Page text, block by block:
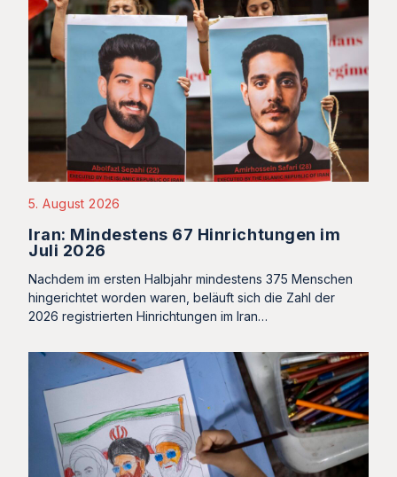
5. August 2026
Iran: Mindestens 67 Hinrichtungen im
Juli 2026
Nachdem im ersten Halbjahr mindestens 375 Menschen
hingerichtet worden waren, beläuft sich die Zahl der
2026 registrierten Hinrichtungen im Iran…